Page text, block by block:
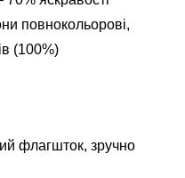
повнокольорові,
(100%)
флагшток, зручно